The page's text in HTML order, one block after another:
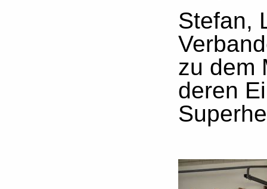
Stefan,
zu dem
deren